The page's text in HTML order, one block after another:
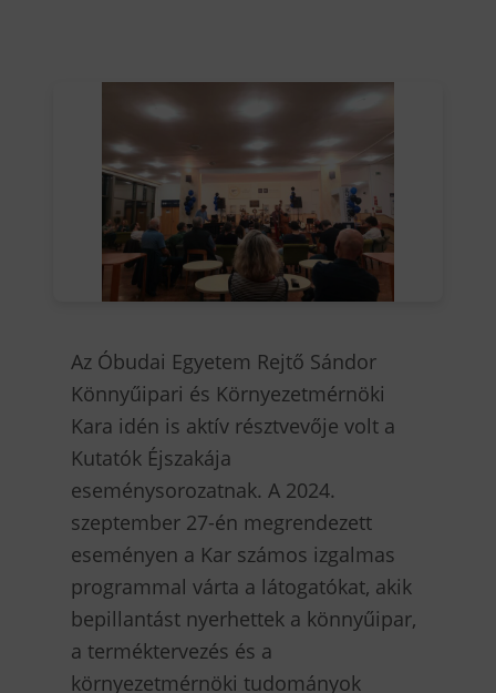
Az Óbudai Egyetem Rejtő Sándor
Könnyűipari és Környezetmérnöki
Kara idén is aktív résztvevője volt a
Kutatók Éjszakája
eseménysorozatnak. A 2024.
szeptember 27-én megrendezett
eseményen a Kar számos izgalmas
programmal várta a látogatókat, akik
bepillantást nyerhettek a könnyűipar,
a terméktervezés és a
környezetmérnöki tudományok